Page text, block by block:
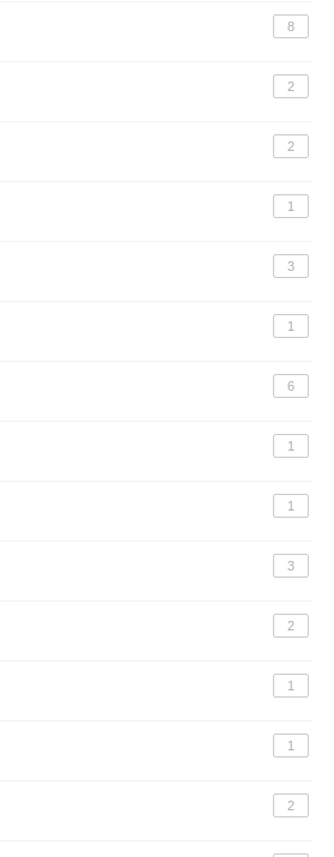
8
2
2
1
3
1
6
1
1
3
2
1
1
2